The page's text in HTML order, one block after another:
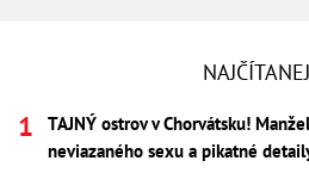
TAJNÝ ostrov v Chorvátsku!
neviazaného sexu a pikatné